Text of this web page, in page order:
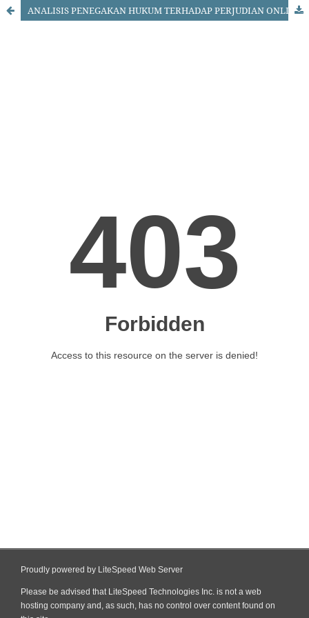
ANALISIS PENEGAKAN HUKUM TERHADAP PERJUDIAN ONLINE BERDASARKAN UNDANG-UNDANG NO 19 TAHUN 2016 TENTANG INFORMASI DAN TRANSAKSI ELEKTRONIK